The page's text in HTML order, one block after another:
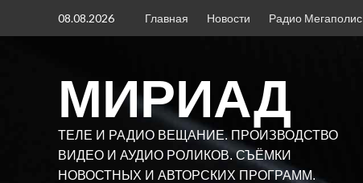
08.08.2026 Главная Новости Радио Мегаполис
МИРИАД
ТЕЛЕ И РАДИО ВЕЩАНИЕ. ПРОИЗВОДСТВО
ВИДЕО И АУДИО РОЛИКОВ. СЪЁМКИ
НОВОСТНЫХ И АВТОРСКИХ ПРОГРАММ.